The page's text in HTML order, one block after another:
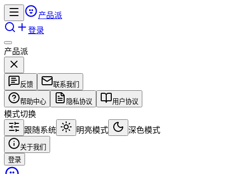
产品派
登录
产品派
反馈 联系我们
帮助中心 隐私协议 用户协议
模式切换
跟随系统
明亮模式 深色模式
关于我们
登录